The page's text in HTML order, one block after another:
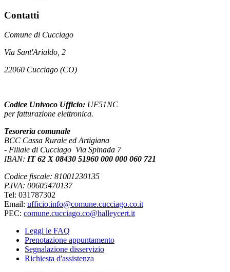
Contatti
Comune di Cucciago
Via Sant'Arialdo, 2
22060 Cucciago (CO)
Codice Univoco Ufficio: UF51NC
per fatturazione elettronica.
Tesoreria comunale
BCC Cassa Rurale ed Artigiana
- Filiale di Cucciago Via Spinada 7
IBAN: IT 62 X 08430 51960 000 000 060 721
Codice fiscale: 81001230135
P.IVA: 00605470137
Tel: 031787302
Email: ufficio.info@comune.cucciago.co.it
PEC: comune.cucciago.co@halleycert.it
Leggi le FAQ
Prenotazione appuntamento
Segnalazione disservizio
Richiesta d'assistenza